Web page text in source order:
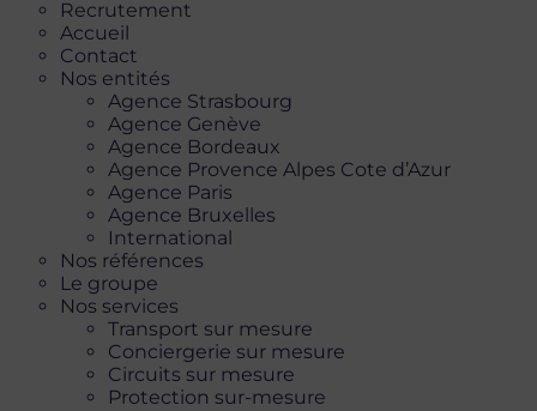
Recrutement
Accueil
Contact
Nos entités
Agence Strasbourg
Agence Genève
Agence Bordeaux
Agence Provence Alpes Cote d’Azur
Agence Paris
Agence Bruxelles
International
Nos références
Le groupe
Nos services
Transport sur mesure
Conciergerie sur mesure
Circuits sur mesure
Protection sur-mesure